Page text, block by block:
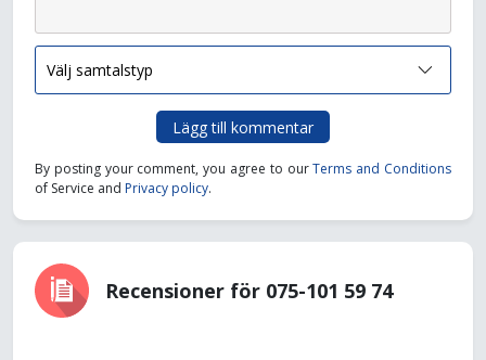
Lägg till kommentar
By posting your comment, you agree to ourTerms and Conditions
of Service and Privacy policy.
Recensioner för 075-101 59 74